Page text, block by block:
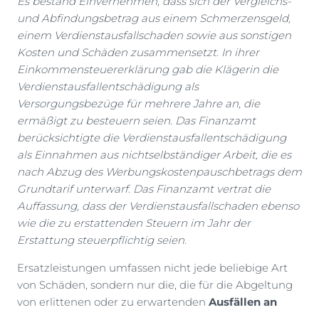
und Abfindungsbetrag aus einem Schmerzensgeld,
einem Verdienstausfallschaden sowie aus sonstigen
Kosten und Schäden zusammensetzt. In ihrer
Einkommensteuererklärung gab die Klägerin die
Verdienstausfallentschädigung als
Versorgungsbezüge für mehrere Jahre an, die
ermäßigt zu besteuern seien. Das Finanzamt
berücksichtigte die Verdienstausfallentschädigung
als Einnahmen aus nichtselbständiger Arbeit, die es
nach Abzug des Werbungskostenpauschbetrags dem
Grundtarif unterwarf. Das Finanzamt vertrat die
Auffassung, dass der Verdienstausfallschaden ebenso
wie die zu erstattenden Steuern im Jahr der
Erstattung steuerpflichtig seien.
Ersatzleistungen umfassen nicht jede beliebige Art
von Schäden, sondern nur die, die für die Abgeltung
von erlittenen oder zu erwartenden Ausfällen an